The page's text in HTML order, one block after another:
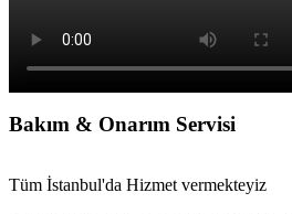
Bakım & Onarım Servisi
Tüm İstanbul'da Hizmet vermekteyiz